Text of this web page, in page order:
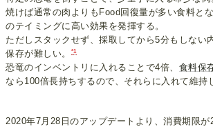
焼けば通常の肉よりもFood回復量が多い食料と
のテイミングに高い効果を発揮する。
ただしスタックせず、採取してから5分もしない
保存が難しい。
*1
恐竜のインベントリに入れることで4倍、 食料保
なら100倍長持ちするので、それらに入れて維持
2020年7月28日のアップデートより、消費期限